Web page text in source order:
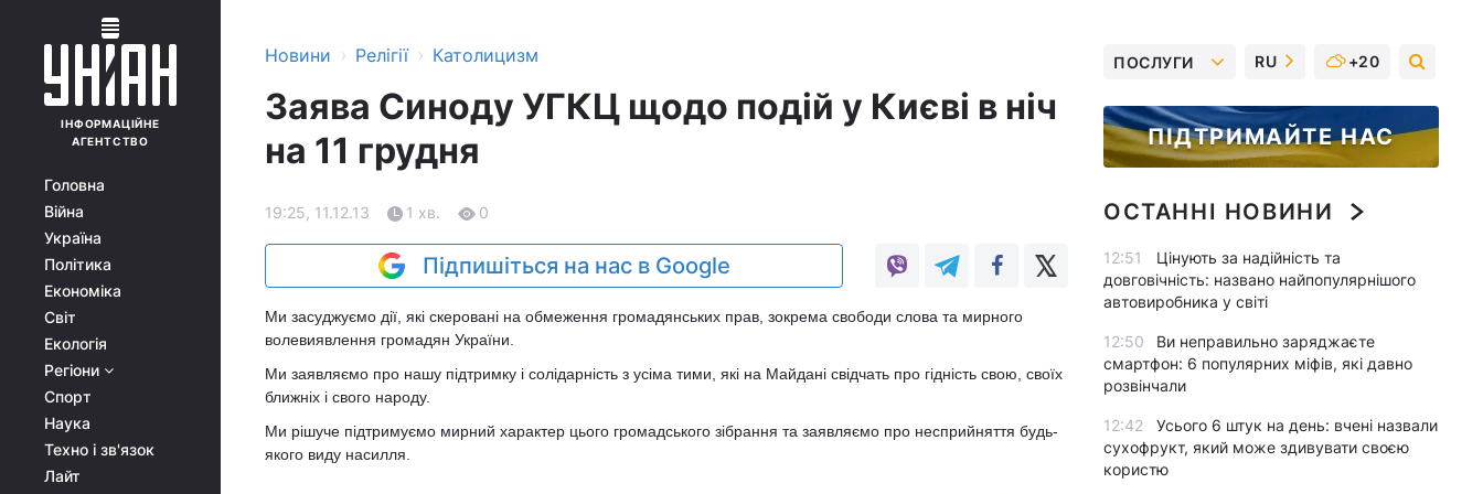
ІНФОРМАЦІЙНЕ
АГЕНТСТВО
Головна
Війна
Україна
Політика
Економіка
Світ
Екологія
Регіони
Спорт
Наука
Техно і зв'язок
Лайт
Новини › Релігії › Католицизм
Заява Синоду УГКЦ щодо подій у Києві в ніч
на 11 грудня
19:25, 11.12.13 1 хв. 0
Підпишіться на нас в Google
Ми засуджуємо дії, які скеровані на обмеження громадянських прав, зокрема свободи слова та мирного
волевиявлення громадян України.
Ми заявляємо про нашу підтримку і солідарність з усіма тими, які на Майдані свідчать про гідність свою, своїх
ближніх і свого народу.
Ми рішуче підтримуємо мирний характер цього громадського зібрання та заявляємо про несприйняття будь-
якого виду насилля.
ПОСЛУГИ RU +20
ПІДТРИМАЙТЕ НАС
ОСТАННІ НОВИНИ
12:51
Цінують за надійність та
довговічність: названо найпопулярнішого
автовиробника у світі
12:50
Ви неправильно заряджаєте
смартфон: 6 популярних міфів, які давно
розвінчали
12:42
Усього 6 штук на день: вчені назвали
сухофрукт, який може здивувати своєю
користю